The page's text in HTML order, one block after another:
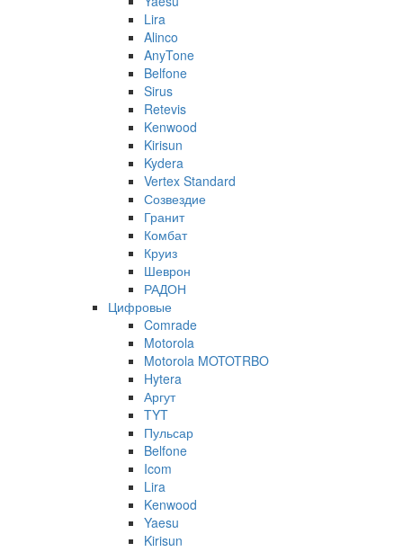
Lira
Alinco
AnyTone
Belfone
Sirus
Retevis
Kenwood
Kirisun
Kydera
Vertex Standard
Созвездие
Гранит
Комбат
Круиз
Шеврон
РАДОН
Цифровые
Comrade
Motorola
Motorola MOTOTRBO
Hytera
Аргут
TYT
Пульсар
Belfone
Icom
Lira
Kenwood
Yaesu
Kirisun